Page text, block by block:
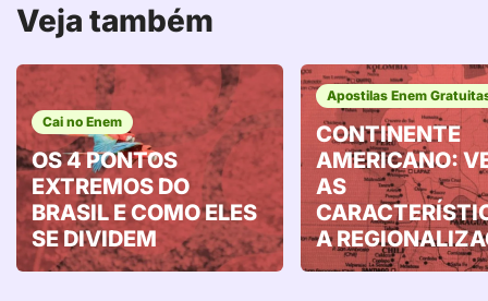
Veja também
Cai no Enem
OS 4 PONTOS
EXTREMOS DO
BRASIL E COMO ELES
SE DIVIDEM
Apostilas Enem
CONTINENTE
AMERICANO:
AS
A